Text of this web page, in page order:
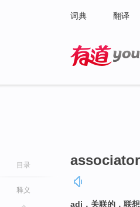
词典 翻译
目录
释义
adj．关联的，联